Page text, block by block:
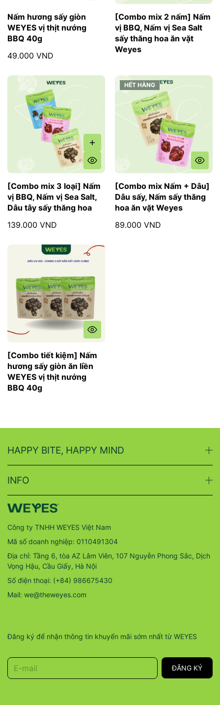
Nấm hương sấy giòn
WEYES vị thịt nướng
BBQ 40g
49.000 VND
[Combo mix 2 nấm] Nấm
vị BBQ, Nấm vị Sea Salt
sấy thăng hoa ăn vặt
Weyes
[Combo mix 3 loại] Nấm
vị BBQ, Nấm vị Sea Salt,
Dâu tây sấy thăng hoa
139.000 VND
HẾT HÀNG
HẾT HÀNG
[Combo mix Nấm + Dâu]
Dâu sấy, Nấm sấy thăng
hoa ăn vặt Weyes
89.000 VND
[Combo tiết kiệm] Nấm
hương sấy giòn ăn liền
WEYES vị thịt nướng
BBQ 40g
HAPPY BITE, HAPPY MIND
INFO
Công ty TNHH WEYES Việt Nam
Mã số doanh nghiệp: 0110491304
Địa chỉ: Tầng 6, tòa AZ Lâm Viên, 107 Nguyễn Phong Sắc, Dịch
Vọng Hậu, Cầu Giấy, Hà Nội
Số điện thoại: (+84) 986675430
Mail: we@theweyes.com
Đăng ký để nhận thông tin khuyến mãi sớm nhất từ WEYES
E-mail
ĐĂNG KÝ